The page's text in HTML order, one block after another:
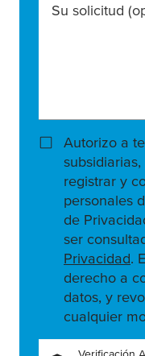
Su solicitud
Autorizo a
registrar y
personales
de
ser
Privacidad.
derecho a
datos, y
cualquier
Verificación